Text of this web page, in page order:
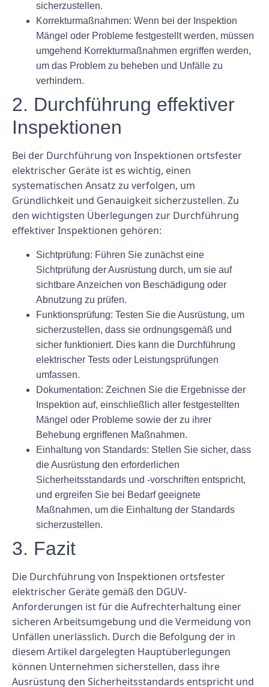
sicherzustellen.
Korrekturmaßnahmen: Wenn bei der Inspektion
Mängel oder Probleme festgestellt werden, müssen
umgehend Korrekturmaßnahmen ergriffen werden,
um das Problem zu beheben und Unfälle zu
verhindern.
2. Durchführung effektiver
Inspektionen
Bei der Durchführung von Inspektionen ortsfester
elektrischer Geräte ist es wichtig, einen
systematischen Ansatz zu verfolgen, um
Gründlichkeit und Genauigkeit sicherzustellen. Zu
den wichtigsten Überlegungen zur Durchführung
effektiver Inspektionen gehören:
Sichtprüfung: Führen Sie zunächst eine
Sichtprüfung der Ausrüstung durch, um sie auf
sichtbare Anzeichen von Beschädigung oder
Abnutzung zu prüfen.
Funktionsprüfung: Testen Sie die Ausrüstung, um
sicherzustellen, dass sie ordnungsgemäß und
sicher funktioniert. Dies kann die Durchführung
elektrischer Tests oder Leistungsprüfungen
umfassen.
Dokumentation: Zeichnen Sie die Ergebnisse der
Inspektion auf, einschließlich aller festgestellten
Mängel oder Probleme sowie der zu ihrer
Behebung ergriffenen Maßnahmen.
Einhaltung von Standards: Stellen Sie sicher, dass
die Ausrüstung den erforderlichen
Sicherheitsstandards und -vorschriften entspricht,
und ergreifen Sie bei Bedarf geeignete
Maßnahmen, um die Einhaltung der Standards
sicherzustellen.
3. Fazit
Die Durchführung von Inspektionen ortsfester
elektrischer Geräte gemäß den DGUV-
Anforderungen ist für die Aufrechterhaltung einer
sicheren Arbeitsumgebung und die Vermeidung von
Unfällen unerlässlich. Durch die Befolgung der in
diesem Artikel dargelegten Hauptüberlegungen
können Unternehmen sicherstellen, dass ihre
Ausrüstung den Sicherheitsstandards entspricht und